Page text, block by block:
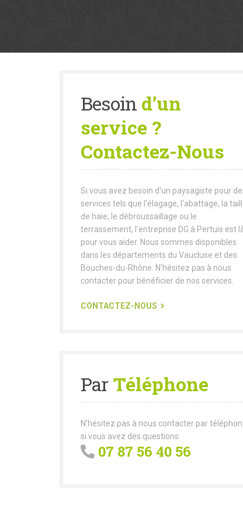
Besoin d’un
service ?
Contactez-Nous
Si vous avez besoin d'un paysagiste pour
services tels que l'élagage, l'abattage, la
de haie, le débroussaillage ou le
terrassement, l'entreprise DG à Pertuis est
pour vous aider. Nous sommes disponibles
dans les départements du Vaucluse et des
Bouches-du-Rhône. N'hésitez pas à nous
contacter pour bénéficier de nos services.
CONTACTEZ-NOUS
ParTéléphone
N'hésitez pas à nous contacter par
si vous avez des questions.
07 87 56 40 56